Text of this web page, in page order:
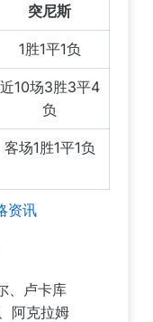
突尼斯
1胜1平1负
近10场3胜3平4
负
客场1胜1平1负
资讯
、卢卡库
阿克拉姆